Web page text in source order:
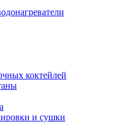
коктейлей
и сушки